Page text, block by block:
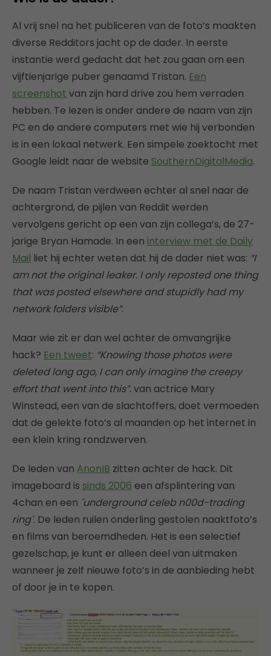
Al vrij snel na het publiceren van de foto’s maakten
diverse Redditors jacht op de dader. In eerste
instantie werd gedacht dat het zou gaan om een
vijftienjarige puber genaamd Tristan. Een
screenshot van zijn hard drive zou hem verraden
hebben. Te lezen is onder andere de naam van zijn
PC en de andere computers met wie hij verbonden
is in een lokaal netwerk. Een simpele zoektocht met
Google leidt naar de website SouthernDigitalMedia.
De naam Tristan verdween echter al snel naar de
achtergrond, de pijlen van Reddit werden
vervolgens gericht op een van zijn collega’s, de 27-
jarige Bryan Hamade. In een interview met de Daily
Mail liet hij echter weten dat hij de dader niet was: “I
am not the original leaker. I only reposted one thing
that was posted elsewhere and stupidly had my
network folders visible”.
Maar wie zit er dan wel achter de omvangrijke
hack? Een tweet: “Knowing those photos were
deleted long ago, I can only imagine the creepy
effort that went into this”.van actrice Mary
Winstead, een van de slachtoffers, doet vermoeden
dat de gelekte foto’s al maanden op het internet in
een klein kring rondzwerven.
De leden van AnonIB zitten achter de hack. Dit
imageboard is sinds 2006 een afsplintering van
4chan en een ´underground celeb n00d-trading
ring´. De leden ruilen onderling gestolen naaktfoto’s
en films van beroemdheden. Het is een selectief
gezelschap, je kunt er alleen deel van uitmaken
wanneer je zelf nieuwe foto’s in de aanbieding hebt
of door je in te kopen.